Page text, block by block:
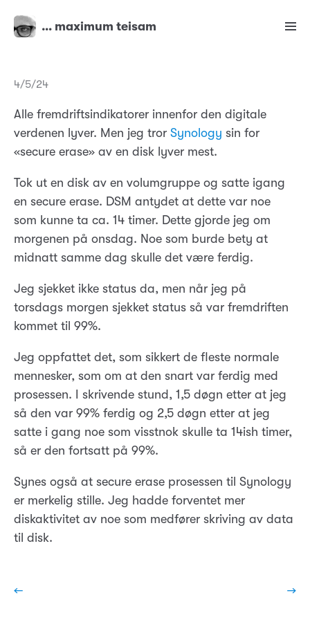
… maximum teisam
4/5/24
Alle fremdriftsindikatorer innenfor den digitale
verdenen lyver. Men jeg tror Synology sin for
«secure erase» av en disk lyver mest.
Tok ut en disk av en volumgruppe og satte igang
en secure erase. DSM antydet at dette var noe
som kunne ta ca. 14 timer. Dette gjorde jeg om
morgenen på onsdag. Noe som burde bety at
midnatt samme dag skulle det være ferdig.
Jeg sjekket ikke status da, men når jeg på
torsdags morgen sjekket status så var fremdriften
kommet til 99%.
Jeg oppfattet det, som sikkert de fleste normale
mennesker, som om at den snart var ferdig med
prosessen. I skrivende stund, 1,5 døgn etter at jeg
så den var 99% ferdig og 2,5 døgn etter at jeg
satte i gang noe som visstnok skulle ta 14ish timer,
så er den fortsatt på 99%.
Synes også at secure erase prosessen til Synology
er merkelig stille. Jeg hadde forventet mer
diskaktivitet av noe som medfører skriving av data
til disk.
← →